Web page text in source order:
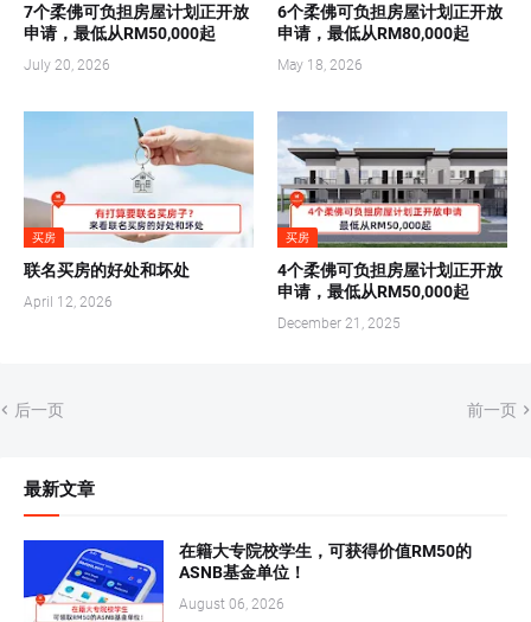
7个柔佛可负担房屋计划正开放
申请，最低从RM50,000起
July 20, 2026
6个柔佛可负担房屋计划正开放
申请，最低从RM80,000起
May 18, 2026
买房
联名买房的好处和坏处
April 12, 2026
买房
4个柔佛可负担房屋计划正开放
申请，最低从RM50,000起
December 21, 2025
后一页 前一页
最新文章
在籍大专院校学生，可获得价值RM50的
ASNB基金单位！
August 06, 2026